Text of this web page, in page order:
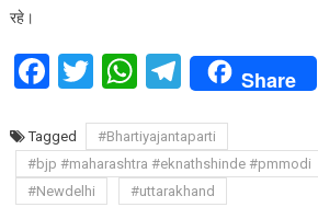
रहे।
Facebook
Twitter
WhatsApp
Telegram
Share
Tagged
#Bhartiyajantaparti
#bjp #maharashtra #eknathshinde #pmmodi
#Newdelhi
#uttarakhand